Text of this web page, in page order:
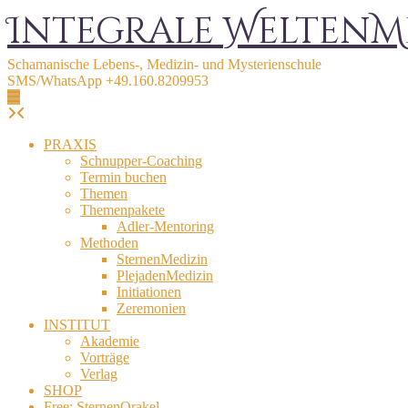
Skip
content
Integrale
Schamanische Lebens-, Medizin- und Mysterienschule
SMS/WhatsApp +49.160.8209953
PRAXIS
Schnupper-Coaching
Termin buchen
Themen
Themenpakete
Adler-Mentoring
Methoden
SternenMedizin
PlejadenMedizin
Initiationen
Zeremonien
INSTITUT
Akademie
Vorträge
Verlag
SHOP